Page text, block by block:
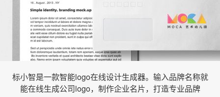
标小智是一款智能logo在线设计生成器。输入品牌名称就
能在线生成公司logo，制作企业名片，打造专业品牌